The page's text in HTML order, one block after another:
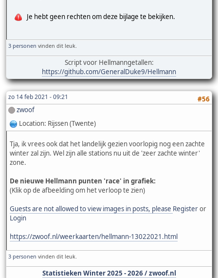
Je hebt geen rechten om deze bijlage te bekijken.
3 personen vinden dit leuk.
Script voor Hellmanngetallen:
https://github.com/GeneralDuke9/Hellmann
zo 14 feb 2021 - 09:21
#56
zwoof
Location: Rijssen (Twente)
Tja, ik vrees ook dat het landelijk gezien voorlopig nog een zachte
winter zal zijn. Wel zijn alle stations nu uit de 'zeer zachte winter'
zone.
De nieuwe Hellmann punten 'race' in grafiek:
(Klik op de afbeelding om het verloop te zien)
Guests are not allowed to view images in posts, please Registeror
Login
https://zwoof.nl/weerkaarten/hellmann-13022021.html
3 personen vinden dit leuk.
Statistieken Winter 2025 - 2026 / zwoof.nl